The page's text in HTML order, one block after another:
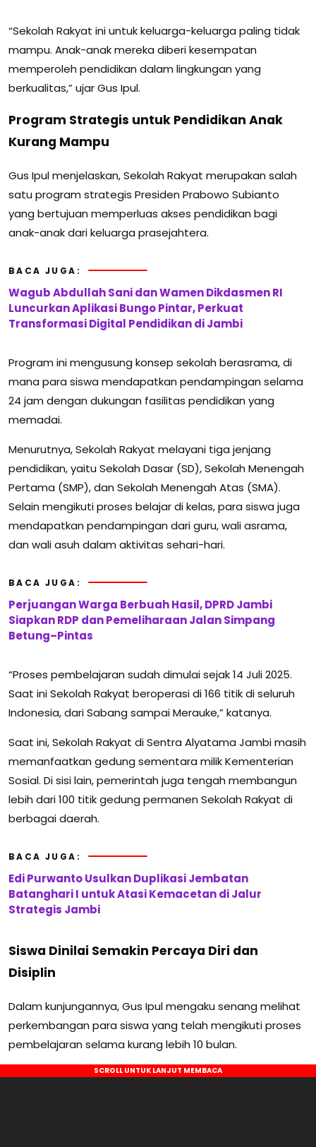
“Sekolah Rakyat ini untuk keluarga-keluarga paling tidak
mampu. Anak-anak mereka diberi kesempatan
memperoleh pendidikan dalam lingkungan yang
berkualitas,” ujar Gus Ipul.
Program Strategis untuk Pendidikan Anak
Kurang Mampu
Gus Ipul menjelaskan, Sekolah Rakyat merupakan salah
satu program strategis Presiden Prabowo Subianto
yang bertujuan memperluas akses pendidikan bagi
anak-anak dari keluarga prasejahtera.
BACA JUGA:
Wagub Abdullah Sani dan Wamen Dikdasmen RI
Luncurkan Aplikasi Bungo Pintar, Perkuat
Transformasi Digital Pendidikan di Jambi
Program ini mengusung konsep sekolah berasrama, di
mana para siswa mendapatkan pendampingan selama
24 jam dengan dukungan fasilitas pendidikan yang
memadai.
Menurutnya, Sekolah Rakyat melayani tiga jenjang
pendidikan, yaitu Sekolah Dasar (SD), Sekolah Menengah
Pertama (SMP), dan Sekolah Menengah Atas (SMA).
Selain mengikuti proses belajar di kelas, para siswa juga
mendapatkan pendampingan dari guru, wali asrama,
dan wali asuh dalam aktivitas sehari-hari.
BACA JUGA:
Perjuangan Warga Berbuah Hasil, DPRD Jambi
Siapkan RDP dan Pemeliharaan Jalan Simpang
Betung–Pintas
“Proses pembelajaran sudah dimulai sejak 14 Juli 2025.
Saat ini Sekolah Rakyat beroperasi di 166 titik di seluruh
Indonesia, dari Sabang sampai Merauke,” katanya.
Saat ini, Sekolah Rakyat di Sentra Alyatama Jambi masih
memanfaatkan gedung sementara milik Kementerian
Sosial. Di sisi lain, pemerintah juga tengah membangun
lebih dari 100 titik gedung permanen Sekolah Rakyat di
berbagai daerah.
BACA JUGA:
Edi Purwanto Usulkan Duplikasi Jembatan
Batanghari I untuk Atasi Kemacetan di Jalur
Strategis Jambi
Siswa Dinilai Semakin Percaya Diri dan
Disiplin
Dalam kunjungannya, Gus Ipul mengaku senang melihat
perkembangan para siswa yang telah mengikuti proses
pembelajaran selama kurang lebih 10 bulan.